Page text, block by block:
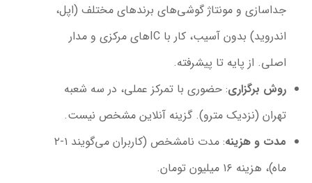
جداسازی و مونتاژ گوشی‌های برندهای مختلف (اپل،
اندروید) بدون آسیب، کار با ICهای مرکزی و مدار
اصلی. از پایه تا پیشرفته.
روش برگزاری: حضوری با تمرکز عملی، در سه شعبه
تهران (نزدیک مترو). گزینه آنلاین مشخص نیست.
مدت و هزینه
: مدت نامشخص (کاربران می‌گویند ۱-۲
ماه)، هزینه ۱۶ میلیون تومان.